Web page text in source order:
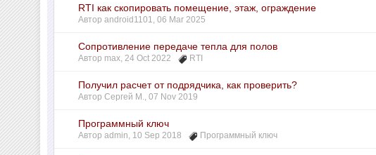
RTI как скопировать помещение, этаж, ограждение
Авторandroid1101,06 Mar 2025
Сопротивление передаче тепла для полов
Автор max,24 Oct 2022 RTI
Получил расчет от подрядчика, как проверить?
АвторСергей М.,07 Nov 2019
Программный ключ
Авторadmin, 10 Sep 2018 Программный ключ